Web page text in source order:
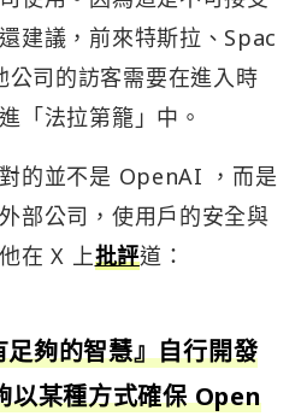
建議，前來特斯拉、Spac
公司的訪客需要在進入時
「法拉第籠」中。
的並不是 OpenAI ，而是
部公司，使用戶的安全與
在 X 上批評道：
夠的智慧』自行開發
以某種方式確保 Open